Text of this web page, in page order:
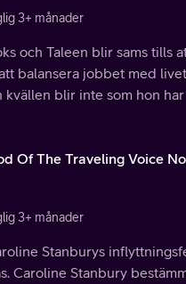
3+ månader
och Taleen blir sams tills
balansera jobbet med
kvällen blir inte som hon
Of The Traveling Voice
3+ månader
Stanburys
Caroline Stanbury